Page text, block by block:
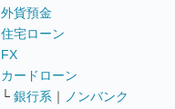
外貨預金
住宅ローン
FX
カードローン
└ 銀行系 ｜
ノンバンク